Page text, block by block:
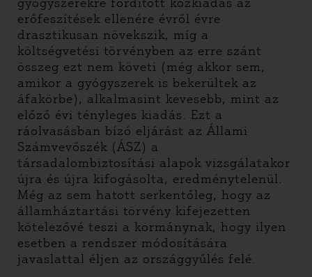
erőfeszítések ellenére évről évre
drasztikusan növekszik, míg a
költségvetési törvényben az erre szánt
összeg ezt nem követi (még akkor sem,
amikor a gyógyszerek is bekerültek az
áfakörbe), alkalmasint kevesebb, mint az
előző évi tényleges kiadás. Ezt a
ráolvasásban bízó eljárást az Állami
Számvevőszék (ÁSZ) a
társadalombiztosítási alapok vizsgálatakor
újra és újra kifogásolta, eredménytelenül.
Még az sem hatott serkentőleg, hogy az
államháztartási törvény kifejezetten
kötelezővé teszi a kormánynak, hogy ilyen
esetben a rendszer módosítására
javaslattal éljen az országgyűlés felé.